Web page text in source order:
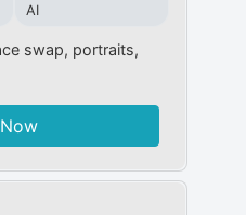
AI
swap, portraits,